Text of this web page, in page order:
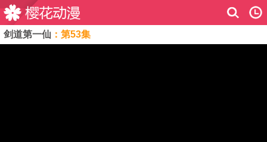
剑道第一仙 ：第53集